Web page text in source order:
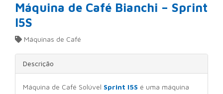
Máquina de Café Bianchi – Sprint
I5S
Máquinas de Café
Descrição
Máquina de Café Solúvel Sprint I5S é uma máquina